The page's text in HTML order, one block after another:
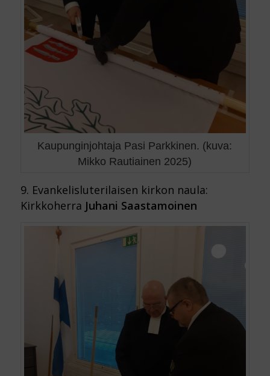
Kaupunginjohtaja Pasi Parkkinen. (kuva:
Mikko Rautiainen 2025)
9. Evankelisluterilaisen kirkon naula:
Kirkkoherra Juhani Saastamoinen